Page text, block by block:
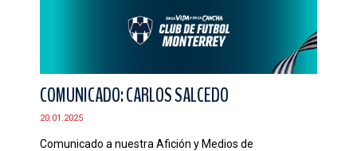
COMUNICADO: CARLOS SALCEDO
20.01.2025
Comunicado a nuestra Afición y Medios de